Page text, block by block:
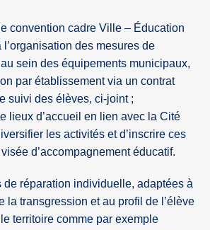
convention cadre Ville – Éducation
des mesures de
sein des équipements municipaux,
par établissement via un contrat
suivi des élèves, ci-joint ;
lieux d’accueil en lien avec la Cité
les activités et d’inscrire ces
d’accompagnement éducatif.
de réparation individuelle, adaptées à
la transgression et au profil de l’élève
territoire comme par exemple